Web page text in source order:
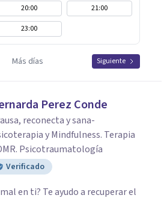
20:00
21:00
23:00
Más días Siguiente
Perez Conde
reconecta y sana-
y Mindfulness. Terapia
Psicotraumatología
Verificado
en ti? Te ayudo a recuperar el